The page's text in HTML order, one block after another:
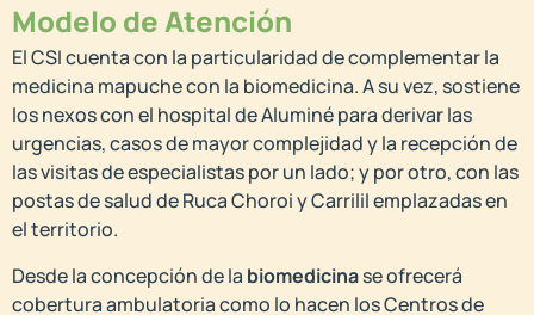
Modelo de Atención
El CSI cuenta con la particularidad de complementar la
medicina mapuche con la biomedicina. A su vez, sostiene
los nexos con el hospital de Aluminé para derivar las
urgencias, casos de mayor complejidad y la recepción de
las visitas de especialistas por un lado; y por otro, con las
postas de salud de Ruca Choroi y Carrilil emplazadas en
el territorio.
Desde la concepción de la biomedicinase ofrecerá
cobertura ambulatoria como lo hacen los Centros de